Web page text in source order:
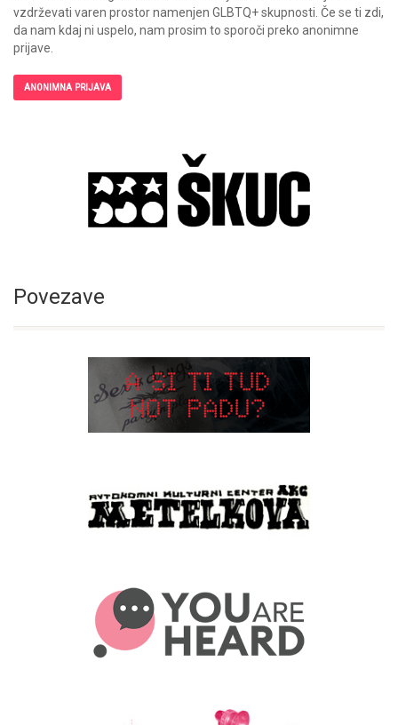
vzdrževati varen prostor namenjen GLBTQ+ skupnosti. Če se ti zdi,
da nam kdaj ni uspelo, nam prosim to sporoči preko anonimne
prijave.
ANONIMNA PRIJAVA
Povezave